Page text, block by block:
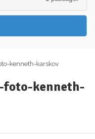
kenneth-karskov
foto-kenneth-